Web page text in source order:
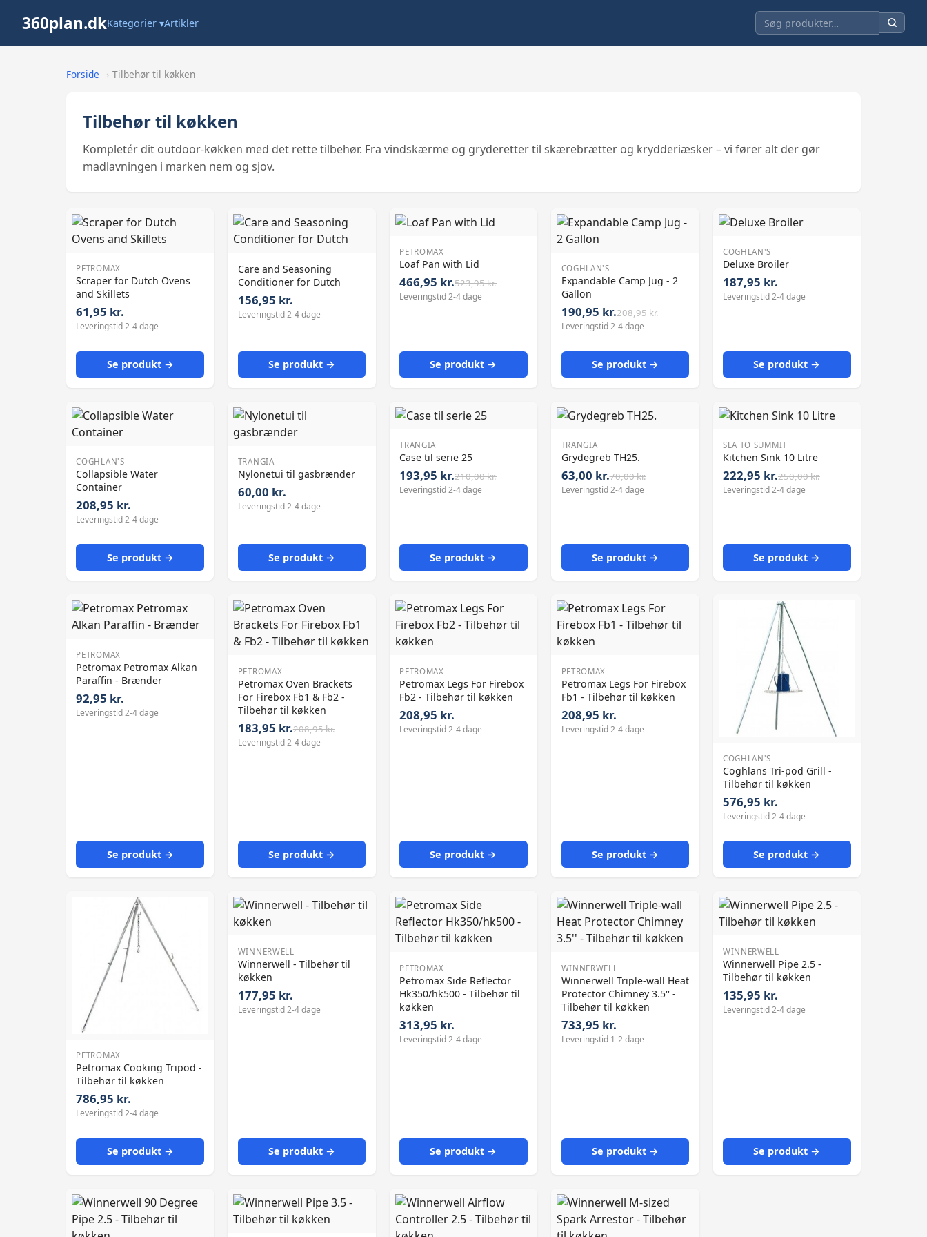
360plan.dkKategorier ▾Artikler
Forside › Tilbehør til køkken
Tilbehør til køkken
Kompletér dit outdoor-køkken med det rette tilbehør. Fra vindskærme og gryderetter til skærebrætter og krydderiæsker – vi fører alt der gør
madlavningen i marken nem og sjov.
PETROMAX
Scraper for Dutch Ovens
and Skillets
61,95 kr.
Leveringstid 2-4 dage
Se produkt →
Care and Seasoning
Conditioner for Dutch
156,95 kr.
Leveringstid 2-4 dage
Se produkt →
PETROMAX
Loaf Pan with Lid
466,95 kr.523,95 kr.
Leveringstid 2-4 dage
Se produkt →
COGHLAN'S
Expandable Camp Jug - 2
Gallon
190,95 kr.208,95 kr.
Leveringstid 2-4 dage
Se produkt →
COGHLAN'S
Deluxe Broiler
187,95 kr.
Leveringstid 2-4 dage
Se produkt →
COGHLAN'S
Collapsible Water
Container
208,95 kr.
Leveringstid 2-4 dage
Se produkt →
TRANGIA
Nylonetui til gasbrænder
60,00 kr.
Leveringstid 2-4 dage
Se produkt →
TRANGIA
Case til serie 25
193,95 kr.210,00 kr.
Leveringstid 2-4 dage
Se produkt →
TRANGIA
Grydegreb TH25.
63,00 kr.70,00 kr.
Leveringstid 2-4 dage
Se produkt →
SEA TO SUMMIT
Kitchen Sink 10 Litre
222,95 kr.250,00 kr.
Leveringstid 2-4 dage
Se produkt →
PETROMAX
Petromax Petromax Alkan
Paraffin - Brænder
92,95 kr.
Leveringstid 2-4 dage
Se produkt →
PETROMAX
Petromax Oven Brackets
For Firebox Fb1 & Fb2 -
Tilbehør til køkken
183,95 kr.208,95 kr.
Leveringstid 2-4 dage
Se produkt →
PETROMAX
Petromax Legs For Firebox
Fb2 - Tilbehør til køkken
208,95 kr.
Leveringstid 2-4 dage
Se produkt →
PETROMAX
Petromax Legs For Firebox
Fb1 - Tilbehør til køkken
208,95 kr.
Leveringstid 2-4 dage
Se produkt →
COGHLAN'S
Coghlans Tri-pod Grill -
Tilbehør til køkken
576,95 kr.
Leveringstid 2-4 dage
Se produkt →
PETROMAX
Petromax Cooking Tripod -
Tilbehør til køkken
786,95 kr.
Leveringstid 2-4 dage
Se produkt →
WINNERWELL
Winnerwell - Tilbehør til
køkken
177,95 kr.
Leveringstid 2-4 dage
Se produkt →
PETROMAX
Petromax Side Reflector
Hk350/hk500 - Tilbehør til
køkken
313,95 kr.
Leveringstid 2-4 dage
Se produkt →
WINNERWELL
Winnerwell Triple-wall Heat
Protector Chimney 3.5'' -
Tilbehør til køkken
733,95 kr.
Leveringstid 1-2 dage
Se produkt →
WINNERWELL
Winnerwell Pipe 2.5 -
Tilbehør til køkken
135,95 kr.
Leveringstid 2-4 dage
Se produkt →